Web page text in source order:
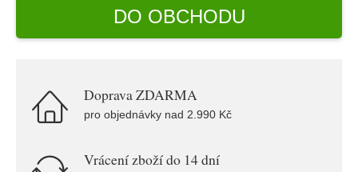
DO OBCHODU
Doprava ZDARMA
pro objednávky nad 2.990 Kč
Vrácení zboží do 14 dní